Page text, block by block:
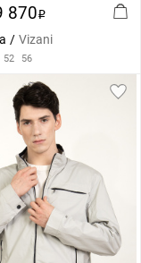
870i
Vizani
52 56